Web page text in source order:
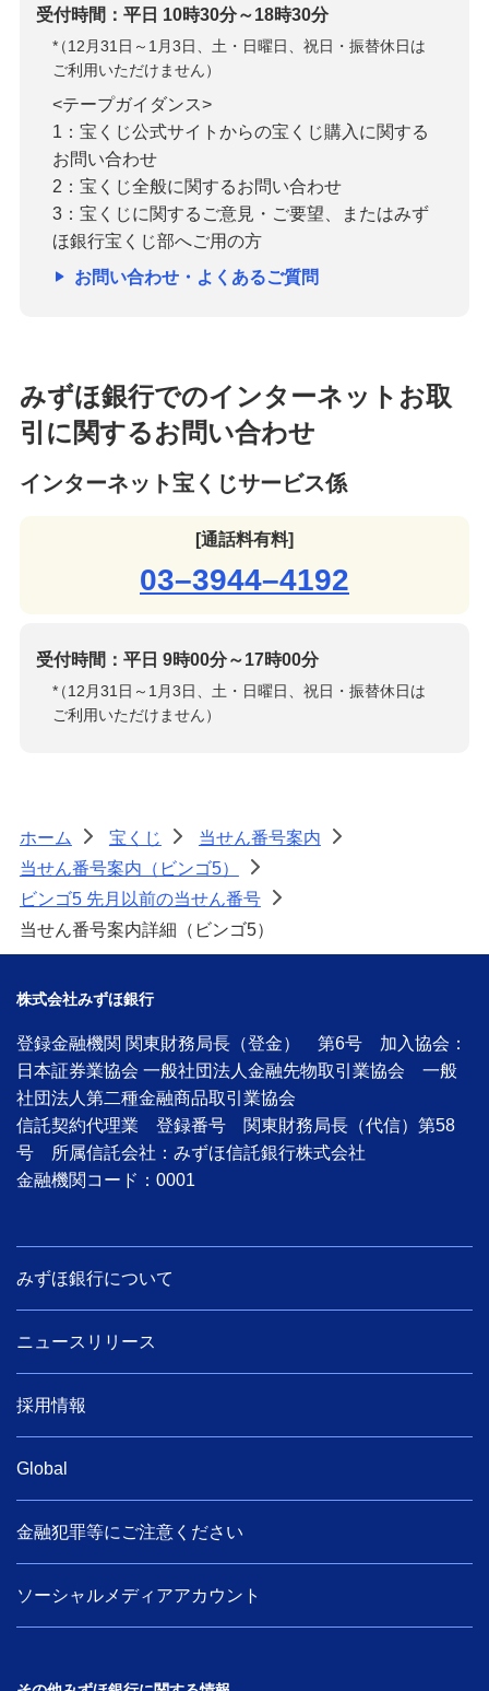
受付時間：平日 10時30分～18時30分
*
（12月31日～1月3日、土・日曜日、祝日・振替休日は
ご利用いただけません）
<テープガイダンス>
1：宝くじ公式サイトからの宝くじ購入に関する
お問い合わせ
2：宝くじ全般に関するお問い合わせ
3：宝くじに関するご意見・ご要望、またはみず
ほ銀行宝くじ部へご用の方
お問い合わせ・よくあるご質問
みずほ銀行でのインターネットお取
引に関するお問い合わせ
インターネット宝くじサービス係
[通話料有料]
03–3944–4192
受付時間：平日 9時00分～17時00分
*
（12月31日～1月3日、土・日曜日、祝日・振替休日は
ご利用いただけません）
ホーム > 宝くじ > 当せん番号案内
>
当せん番号案内（ビンゴ5）
>
ビンゴ5 先月以前の当せん番号
>
当せん番号案内詳細（ビンゴ5）
株式会社みずほ銀行
登録金融機関 関東財務局長（登金） 第6号 加入協会：
日本証券業協会 一般社団法人金融先物取引業協会 一般
社団法人第二種金融商品取引業協会
信託契約代理業 登録番号 関東財務局長（代信）第58
号 所属信託会社：みずほ信託銀行株式会社
金融機関コード：0001
みずほ銀行について
ニュースリリース
採用情報
Global
金融犯罪等にご注意ください
ソーシャルメディアアカウント